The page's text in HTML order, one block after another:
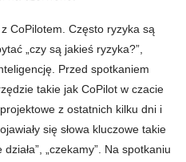
CoPilotem. Często ryzyka są
„czy są jakieś ryzyka?”,
Przed spotkaniem
takie jak CoPilot w czacie
z ostatnich kilku dni i
się słowa kluczowe takie
„czekamy”. Na spotkaniu